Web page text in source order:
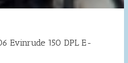
Evinrude 150 DPL E-